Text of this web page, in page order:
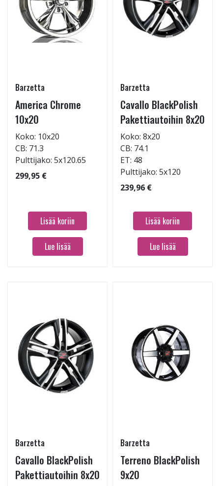
Barzetta
America Chrome
10x20
Koko: 10x20
CB: 71.3
Pulttijako: 5x120.65
299,95 €
Lisää koriin
Lue lisää
Barzetta
Cavallo BlackPolish
Pakettiautoihin 8x20
Koko: 8x20
CB: 74.1
ET: 48
Pulttijako: 5x120
239,96 €
Lisää koriin
Lue lisää
Barzetta
Cavallo BlackPolish
Pakettiautoihin 8x20
Barzetta
Terreno BlackPolish
9x20